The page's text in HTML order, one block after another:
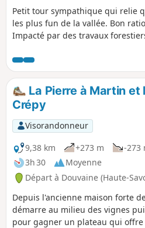
Petit tour sympathique qui relie
les plus fun de la vallée. Bon
Impacté par des travaux
couchés).
La Pierre à Martin et
Crépy
Visorandonneur
9,38 km
+273 m
-273
3h 30
Moyenne
Départ à Douvaine (Haute-
Depuis l'ancienne maison forte
démarre au milieu des vignes
pour gagner un plateau qui